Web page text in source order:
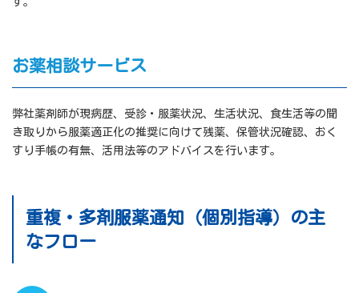
お薬相談サービス
弊社薬剤師が現病歴、受診・服薬状況、生活状況、食生活等の聞
き取りから服薬適正化の推奨に向けて残薬、保管状況確認、おく
すり手帳の有無、活用法等のアドバイスを行います。
重複・多剤服薬通知（個別指導）の主
なフロー